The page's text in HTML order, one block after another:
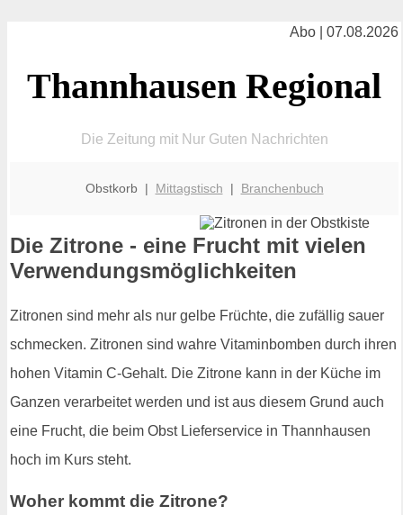
Abo | 07.08.2026
Thannhausen Regional
Die Zeitung mit Nur Guten Nachrichten
Obstkorb | Mittagstisch | Branchenbuch
Die Zitrone - eine Frucht mit vielen
Verwendungsmöglichkeiten
Zitronen sind mehr als nur gelbe Früchte, die zufällig sauer
schmecken. Zitronen sind wahre Vitaminbomben durch ihren
hohen Vitamin C-Gehalt. Die Zitrone kann in der Küche im
Ganzen verarbeitet werden und ist aus diesem Grund auch
eine Frucht, die beim Obst Lieferservice in Thannhausen
hoch im Kurs steht.
Woher kommt die Zitrone?